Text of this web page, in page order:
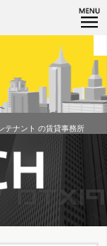
テナント の賃貸事務所